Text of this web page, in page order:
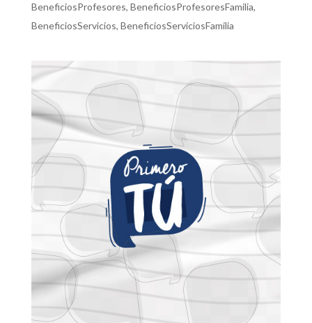
BeneficiosProfesores, BeneficiosProfesoresFamilia,
BeneficiosServicios, BeneficiosServiciosFamilia